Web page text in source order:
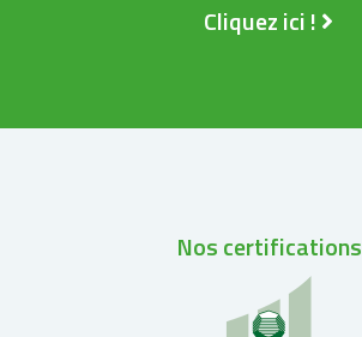
Cliquez ici !
Nos certifications